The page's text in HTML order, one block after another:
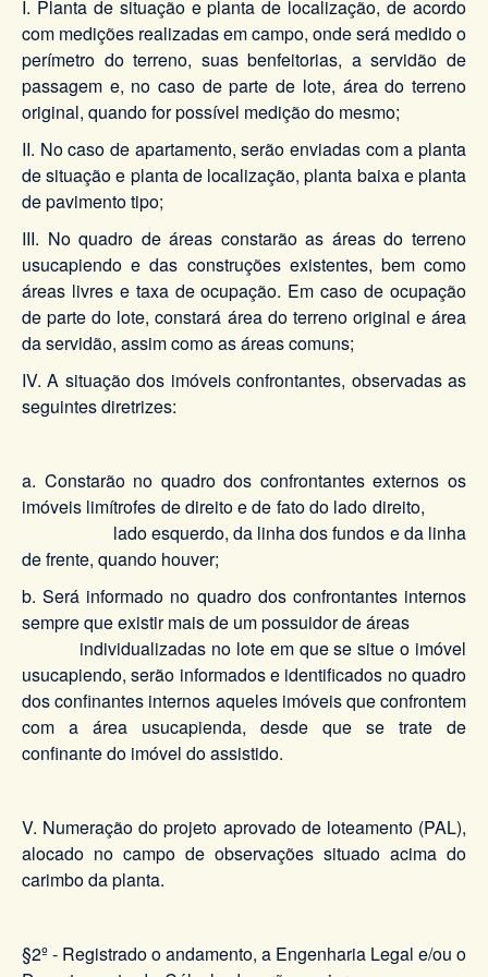
I. Planta de situação e planta de localização, de acordo
com medições realizadas em campo, onde será medido o
perímetro do terreno, suas benfeitorias, a servidão de
passagem e, no caso de parte de lote, área do terreno
original, quando for possível medição do mesmo;
II. No caso de apartamento, serão enviadas com a planta
de situação e planta de localização, planta baixa e planta
de pavimento tipo;
III. No quadro de áreas constarão as áreas do terreno
usucapiendo e das construções existentes, bem como
áreas livres e taxa de ocupação. Em caso de ocupação
de parte do lote, constará área do terreno original e área
da servidão, assim como as áreas comuns;
IV. A situação dos imóveis confrontantes, observadas as
seguintes diretrizes:
a. Constarão no quadro dos confrontantes externos os
imóveis limítrofes de direito e de fato do lado direito,
lado esquerdo, da linha dos fundos e da linha
de frente, quando houver;
b. Será informado no quadro dos confrontantes internos
sempre que existir mais de um possuidor de áreas
individualizadas no lote em que se situe o imóvel
usucapiendo, serão informados e identificados no quadro
dos confinantes internos aqueles imóveis que confrontem
com a área usucapienda, desde que se trate de
confinante do imóvel do assistido.
V. Numeração do projeto aprovado de loteamento (PAL),
alocado no campo de observações situado acima do
carimbo da planta.
§2º - Registrado o andamento, a Engenharia Legal e/ou o